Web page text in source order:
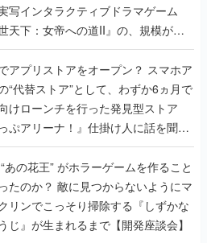
写インタラクティブドラマゲーム
世天下：女帝への道II』の、規模が違
わりをプロデューサーに聞いた
プリストアをオープン？ スマホア
“代替ストア”として、わずか6ヵ月で
けローンチを行った発見型ストア
っぷアリーナ！』仕掛け人に話を聞い
あの花王” がホラーゲームを作ること
敵に見つからないようにマ
リンでこっそり掃除する『しずかな
じ』が生まれるまで【開発座談会】